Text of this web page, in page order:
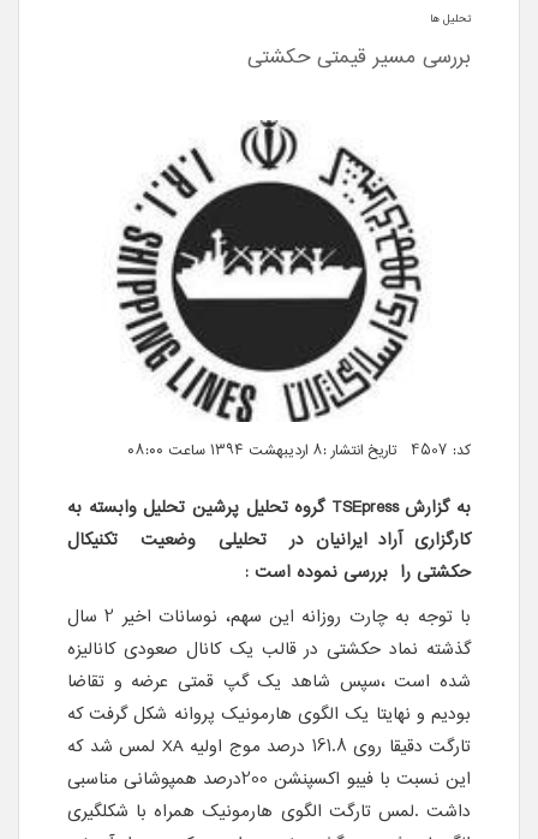
تحلیل ها
بررسی مسیر قیمتی حکشتی
کد: 4507 تاریخ انتشار :۸ اردیبهشت ۱۳۹۴ ساعت ۰۸:۰۰
به گزارشTSEpress گروه تحلیل پرشین تحلیل وابسته به
کارگزاری آراد ایرانیان در تحلیلی وضعیت تکنیکال
حکشتی را بررسی نموده است :
با توجه به چارت روزانه این سهم، نوسانات اخیر 2 سال
گذشته نماد حکشتی در قالب یک کانال صعودی کانالیزه
شده است ،سپس شاهد یک گپ قمتی عرضه و تقاضا
بودیم و نهایتا یک الگوی هارمونیک پروانه شکل گرفت که
تارگت دقیقا روی 161.8 درصد موج اولیه
XA لمس شد که
این نسبت با فیبو اکسپنشن 200درصد همپوشانی مناسبی
داشت .لمس تارگت الگوی هارمونیک همراه با شکلگیری